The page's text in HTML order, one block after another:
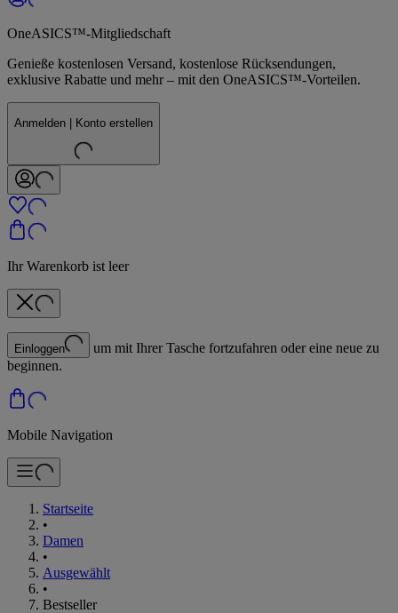
OneASICS™-Mitgliedschaft
Genieße kostenlosen Versand, kostenlose Rücksendungen,
exklusive Rabatte und mehr – mit den OneASICS™-Vorteilen.
Anmelden | Konto erstellen
Ihr Warenkorb ist leer
Einloggen
um mit Ihrer Tasche fortzufahren oder eine neue zu
beginnen.
Mobile Navigation
Startseite
•
Damen
•
Ausgewählt
•
Bestseller